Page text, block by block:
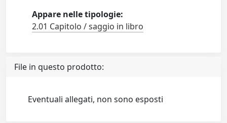
Appare nelle tipologie:
2.01 Capitolo / saggio in libro
File in questo prodotto:
Eventuali allegati, non sono esposti